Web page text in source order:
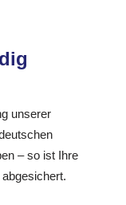
unserer
– so ist Ihre